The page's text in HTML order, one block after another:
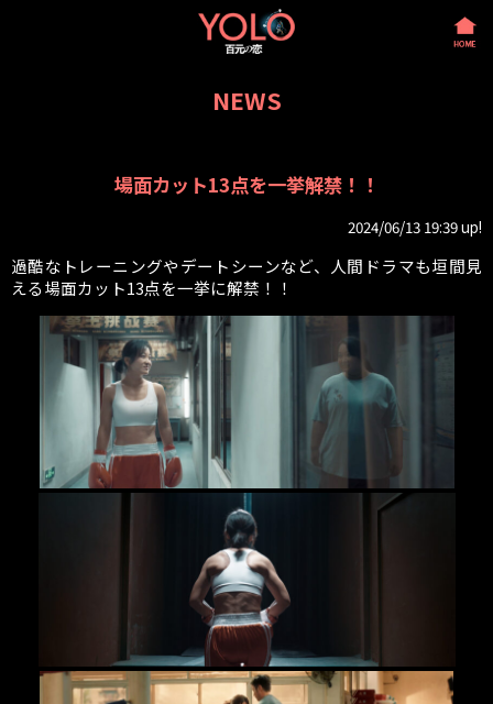
NEWS
場面カット13点を一挙解禁！！
2024/06/13 19:39 up!
過酷なトレーニングやデートシーンなど、人間ドラマも垣間見
える場面カット13点を一挙に解禁！！